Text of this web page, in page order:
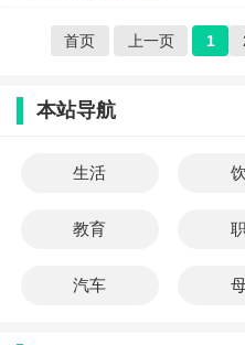
首页 上一页 1
本站导航
生活
教育
汽车